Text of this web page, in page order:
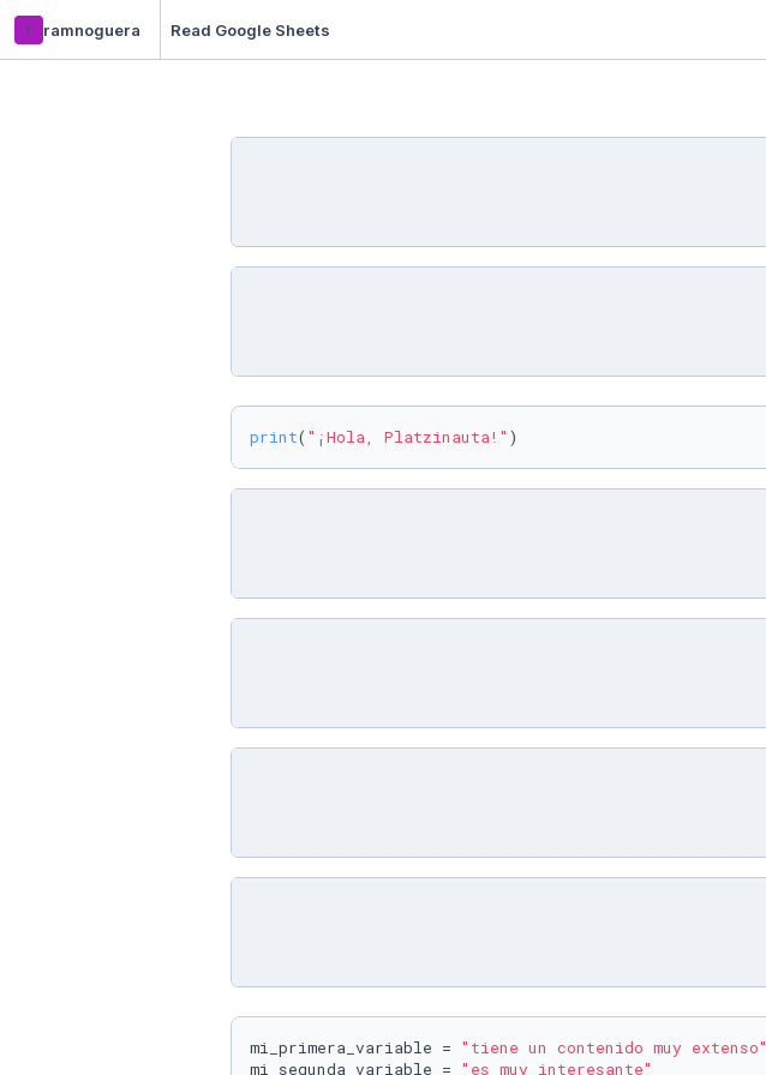
r ramnoguera Read Google Sheets
print( "¡Hola, Platzinauta!" )
mi_primera_variable = "tiene un contenido muy extenso"
mi_segunda_variable = "es muy interesante"